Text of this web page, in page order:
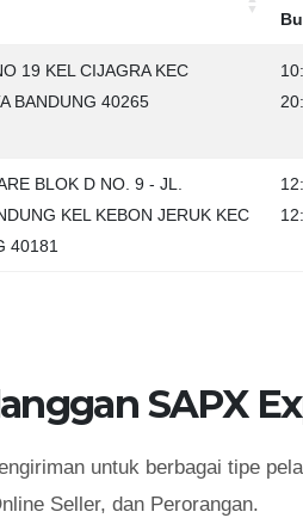
19 KEL CIJAGRA KEC
BANDUNG 40265
BLOK D NO. 9 - JL.
KEL KEBON JERUK KEC
40181
SAPX
untuk berbagai tipe
Seller, dan Perorangan.